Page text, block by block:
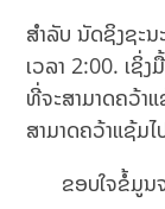
ສຳລັບ ນັດຊິງຊະ
ເວລາ 2:00. ເຊິ່ງ
ທີ່ຈະສາມາດຄວ້າ
ສາມາດຄວ້າແຊ້ມ
ຂອບໃຈຂໍ້ມູນ